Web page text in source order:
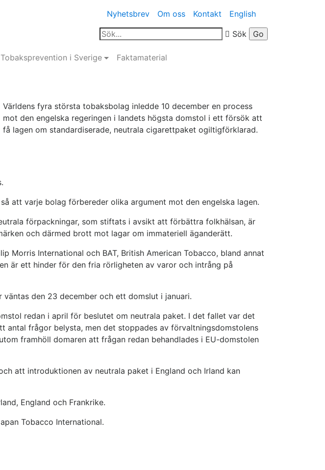
Nyhetsbrev Om oss Kontakt English
Sök
Tobaksprevention i Sverige
Faktamaterial
Världens fyra största tobaksbolag inledde 10 december en process
mot den engelska regeringen i landets högsta domstol i ett försök att
få lagen om standardiserade, neutrala cigarettpaket ogiltigförklarad.
att varje bolag förbereder olika argument mot den engelska lagen.
förpackningar, som stiftats i avsikt att förbättra folkhälsan, är
och därmed brott mot lagar om immateriell äganderätt.
Morris International och BAT, British American Tobacco, bland annat
är ett hinder för den fria rörligheten av varor och intrång på
den 23 december och ett domslut i januari.
redan i april för beslutet om neutrala paket. I det fallet var det
frågor belysta, men det stoppades av förvaltningsdomstolens
framhöll domaren att frågan redan behandlades i EU-domstolen
att introduktionen av neutrala paket i England och Irland kan
England och Frankrike.
Tobacco International.